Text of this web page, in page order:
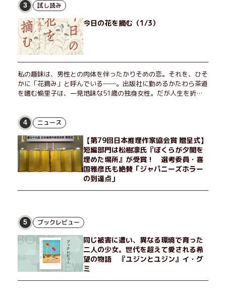
3 試し読み
今日の花を摘む（1/3）
私の趣味は、男性との肉体を伴ったかりそめの恋。それを、ひそ
かに「花摘み」と呼んでいる──。出版社に勤めるかたわら茶道
を嗜む愉里子は、一見地味な51歳の独身女性。だが人生を折り
せる男が現れた。茶の湯の粋人、70歳の万江島だ。だが彼に
は、ある秘密があった……。自分の心と身体を偽らない女たちの
姿と、その連帯を描く。赤裸々にして切実な、セクシュアリティ
をめぐる物語。
4 ニュース
【第79回日本推理作家協会賞 贈呈式】
短編部門は松樹凛氏『ぼくらが夕闇を
埋めた場所』が受賞！ 選考委員・喜
国雅彦氏も絶賛「ジャパニーズホラー
の到達点」
5 ブックレビュー
同じ被害に遭い、異なる環境で育った
二人の少女。世代を超えて愛される希
望の物語 『ユジンとユジン』イ・グ
ミ